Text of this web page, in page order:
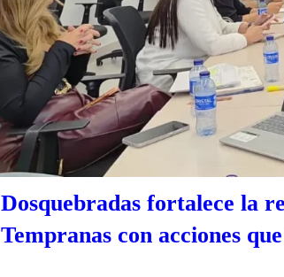
Dosquebradas fortalece la
Tempranas con acciones